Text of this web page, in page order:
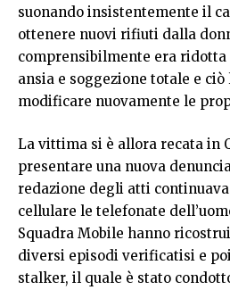
suonando insistentemente il
ottenere nuovi rifiuti dalla
comprensibilmente era
ansia e soggezione totale e ciò
modificare nuovamente le
La vittima si è allora recata in
presentare una nuova
redazione degli atti
cellulare le telefonate
Squadra Mobile hanno
diversi episodi verificatisi e
stalker, il quale è stato